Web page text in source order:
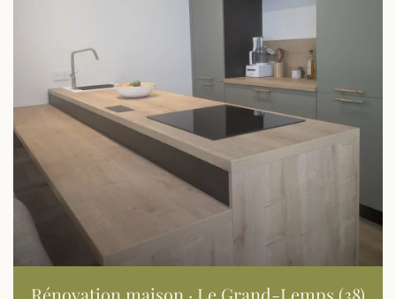
Rénovation maison · Le Grand-Lemps (38)